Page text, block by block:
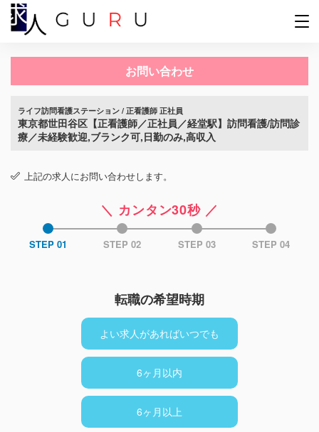
お問い合わせ
ライフ訪問看護ステーション / 正看護師 正社員
東京都世田谷区【正看護師／正社員／経堂駅】訪問看護/訪問診
療／未経験歓迎,ブランク可,日勤のみ,高収入
上記の求人にお問い合わせします。
＼ カンタン30秒 ／
STEP 01 STEP 02 STEP 03 STEP 04
転職の希望時期
よい求人があればいつでも
6ヶ月以内
6ヶ月以上